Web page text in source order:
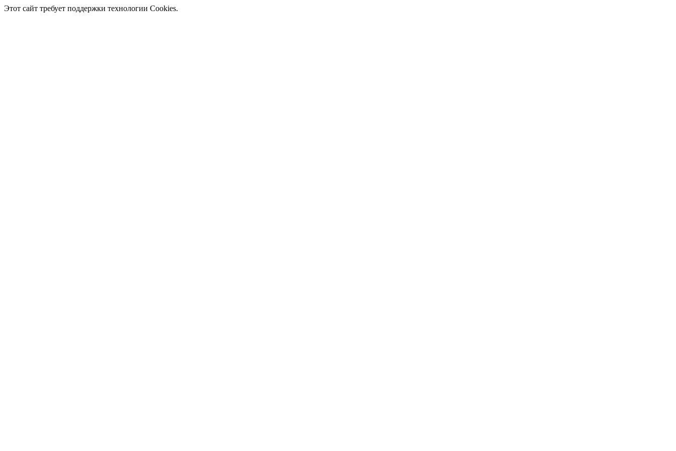
Этот сайт требует поддержки технологии Cookies.